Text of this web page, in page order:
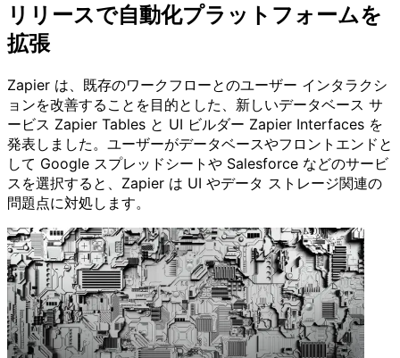
リリースで自動化プラットフォームを
拡張
Zapier は、既存のワークフローとのユーザー インタラクシ
ョンを改善することを目的とした、新しいデータベース サ
ービス Zapier Tables と UI ビルダー Zapier Interfaces を
発表しました。ユーザーがデータベースやフロントエンドと
して Google スプレッドシートや Salesforce などのサービ
スを選択すると、Zapier は UI やデータ ストレージ関連の
問題点に対処します。